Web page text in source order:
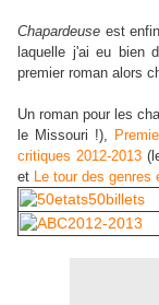
Chapardeuse est
laquelle j'ai eu bien
premier roman alors
Un roman pour les
le Missouri !),
critiques 2012-2013
et Le tour des genres